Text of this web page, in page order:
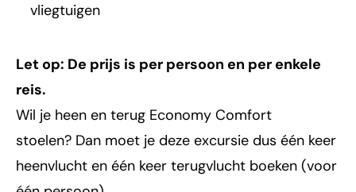
vliegtuigen
Let op: De prijs is per persoon en per enkele
reis.
Wil je heen en terug Economy Comfort
stoelen? Dan moet je deze excursie dus één keer
heenvlucht en één keer terugvlucht boeken (voor